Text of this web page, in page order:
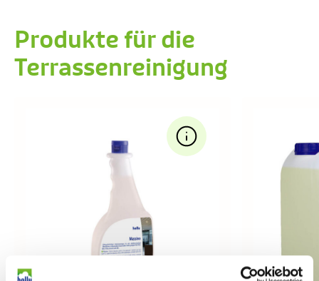
Produkte für die
Terrassenreinigung